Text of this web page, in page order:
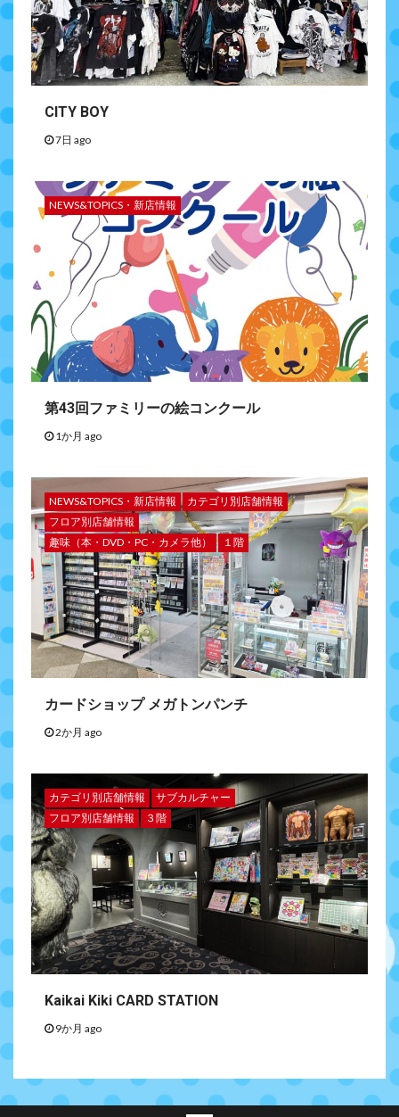
CITY BOY
7日 ago
NEWS&TOPICS・新店情報
第43回ファミリーの絵コンクール
1か月 ago
NEWS&TOPICS・新店情報
カテゴリ別店舗情報
フロア別店舗情報
趣味（本・DVD・PC・カメラ他）
１階
カードショップ メガトンパンチ
2か月 ago
カテゴリ別店舗情報
サブカルチャー
フロア別店舗情報
３階
Kaikai Kiki CARD STATION
9か月 ago